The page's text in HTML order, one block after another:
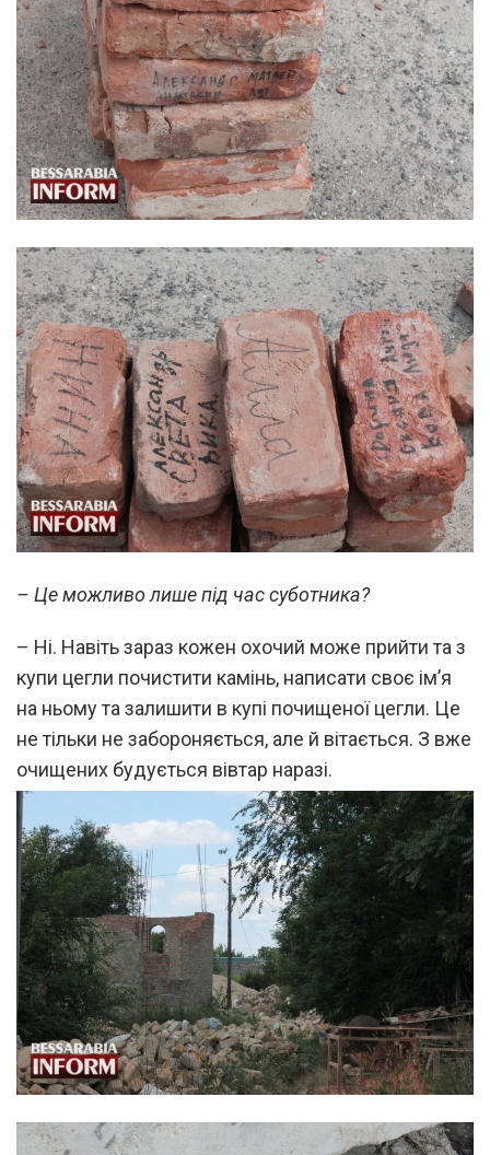
– Це можливо лише під час суботника?
– Ні. Навіть зараз кожен охочий може прийти та з
купи цегли почистити камінь, написати своє ім’я
на ньому та залишити в купі почищеної цегли. Це
не тільки не забороняється, але й вітається. З вже
очищених будується вівтар наразі.